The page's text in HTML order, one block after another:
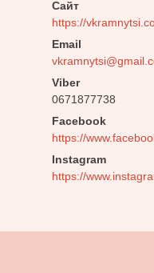
https://
0671877738
Facebook
https://
Instagram